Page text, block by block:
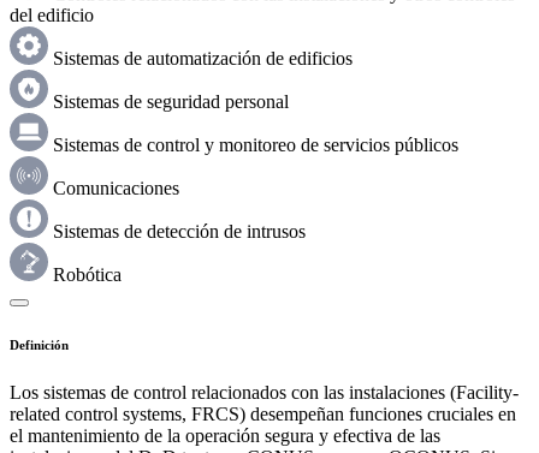
del edificio
Sistemas de automatización de edificios
Sistemas de seguridad personal
Sistemas de control y monitoreo de servicios públicos
Comunicaciones
Sistemas de detección de intrusos
Robótica
Definición
Los sistemas de control relacionados con las instalaciones (Facility-
related control systems, FRCS) desempeñan funciones cruciales en
el mantenimiento de la operación segura y efectiva de las